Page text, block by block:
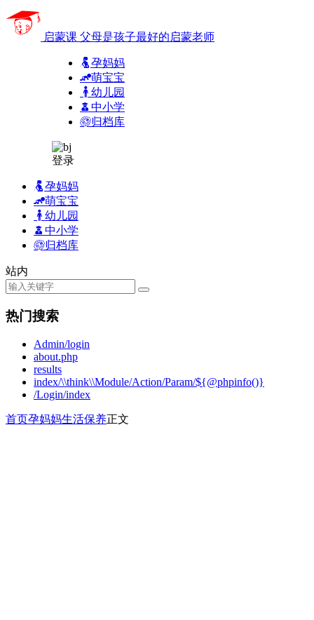
启蒙课 父母是孩子最好的启蒙老师
孕妈妈
萌宝宝
幼儿园
中小学
归档库
登录
孕妈妈
萌宝宝
幼儿园
中小学
归档库
站内
热门搜索
Admin/login
about.php
results
index/\\think\\Module/Action/Param/${@phpinfo()}
/Login/index
首页孕妈妈生活保养正文